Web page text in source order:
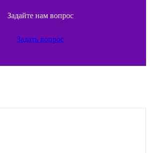
Задайте нам вопрос
Задать вопрос